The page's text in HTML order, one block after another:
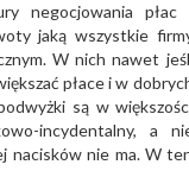
negocjowania płac
jaką wszystkie
W nich nawet
płace i w
są w
incydentalny, a
nacisków nie ma. W